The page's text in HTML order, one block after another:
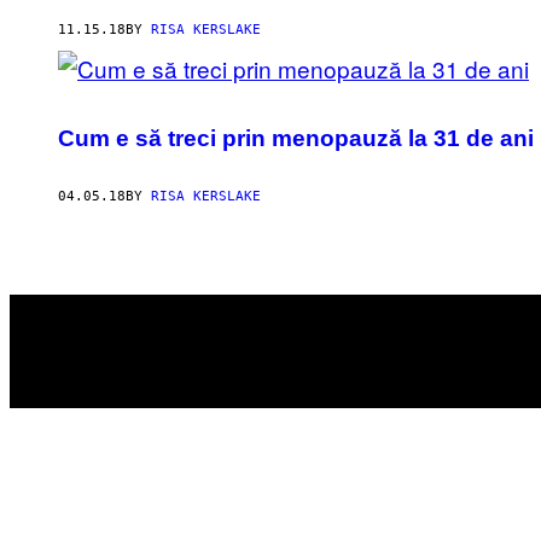
11.15.18 BY RISA KERSLAKE
Cum e să treci prin menopauză la 31 de ani
04.05.18 BY RISA KERSLAKE